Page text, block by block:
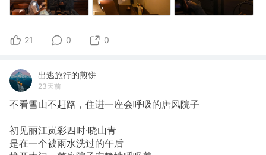
21 0 0
出逃旅行的煎饼
23天前
不看雪山不赶路，住进一座会呼吸的唐风院子
初见丽江岚彩四时·晓山青
是在一个被雨水洗过的午后